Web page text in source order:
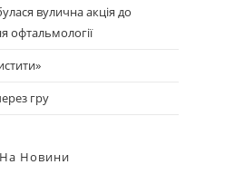
вулична акція до
офтальмології
гру
На Новини